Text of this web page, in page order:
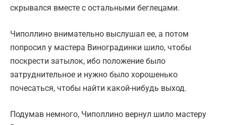
скрывался вместе с остальными беглецами.
Чиполлино внимательно выслушал ее, а потом
попросил у мастера Виноградинки шило, чтобы
поскрести затылок, ибо положение было
затруднительное и нужно было хорошенько
почесаться, чтобы найти какой-нибудь выход.
Подумав немного, Чиполлино вернул шило мастеру